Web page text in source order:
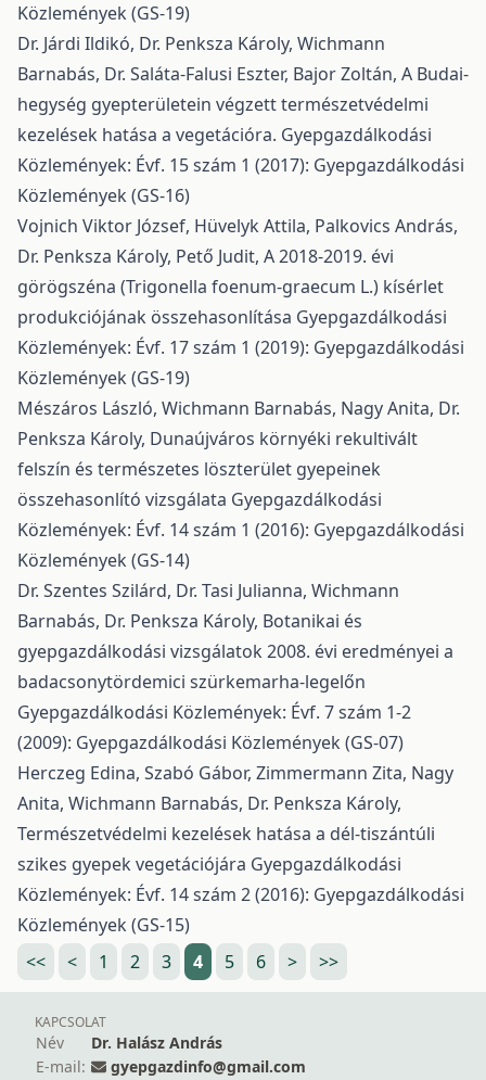
Közlemények (GS-19)
Dr. Járdi Ildikó, Dr. Penksza Károly, Wichmann
Barnabás, Dr. Saláta-Falusi Eszter, Bajor Zoltán, A Budai-
hegység gyepterületein végzett természetvédelmi
kezelések hatása a vegetációra. Gyepgazdálkodási
Közlemények: Évf. 15 szám 1 (2017): Gyepgazdálkodási
Közlemények (GS-16)
Vojnich Viktor József, Hüvelyk Attila, Palkovics András,
Dr. Penksza Károly, Pető Judit, A 2018-2019. évi
görögszéna (Trigonella foenum-graecum L.) kísérlet
produkciójának összehasonlítása Gyepgazdálkodási
Közlemények: Évf. 17 szám 1 (2019): Gyepgazdálkodási
Közlemények (GS-19)
Mészáros László, Wichmann Barnabás, Nagy Anita, Dr.
Penksza Károly, Dunaújváros környéki rekultivált
felszín és természetes löszterület gyepeinek
összehasonlító vizsgálata Gyepgazdálkodási
Közlemények: Évf. 14 szám 1 (2016): Gyepgazdálkodási
Közlemények (GS-14)
Dr. Szentes Szilárd, Dr. Tasi Julianna, Wichmann
Barnabás, Dr. Penksza Károly, Botanikai és
gyepgazdálkodási vizsgálatok 2008. évi eredményei a
badacsonytördemici szürkemarha-legelőn
Gyepgazdálkodási Közlemények: Évf. 7 szám 1-2
(2009): Gyepgazdálkodási Közlemények (GS-07)
Herczeg Edina, Szabó Gábor, Zimmermann Zita, Nagy
Anita, Wichmann Barnabás, Dr. Penksza Károly,
Természetvédelmi kezelések hatása a dél-tiszántúli
szikes gyepek vegetációjára Gyepgazdálkodási
Közlemények: Évf. 14 szám 2 (2016): Gyepgazdálkodási
Közlemények (GS-15)
<<
< 1 2 3 4 5 6 > >>
KAPCSOLAT
Név
Dr. Halász András
E-mail:
gyepgazdinfo@gmail.com